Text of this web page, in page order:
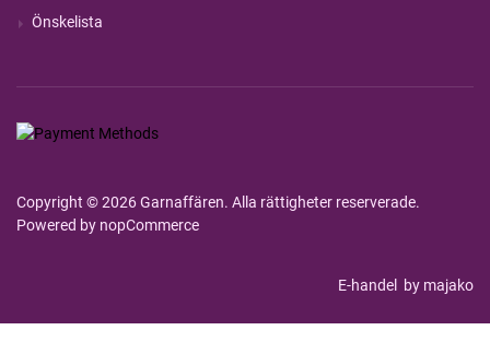
Önskelista
Copyright © 2026 Garnaffären. Alla rättigheter reserverade.
Powered by nopCommerce
E-handel by majako